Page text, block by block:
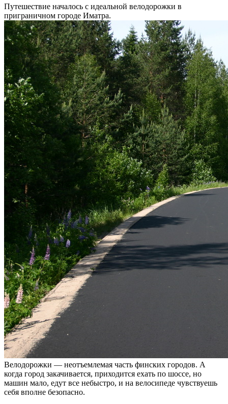
Путешествие началось с идеальной велодорожки в
приграничном городе Иматра.
Велодорожки — неотъемлемая часть финских городов. А
когда город закачивается, приходится ехать по шоссе, но
машин мало, едут все небыстро, и на велосипеде чувствуешь
себя вполне безопасно.